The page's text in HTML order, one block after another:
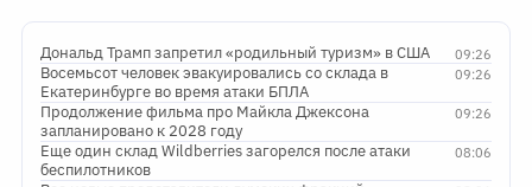
09:26
Дональд Трамп запретил «родильный туризм» в США
09:26
Восемьсот человек эвакуировались со склада в
Екатеринбурге во время атаки БПЛА
09:26
Продолжение фильма про Майкла Джексона
запланировано к 2028 году
08:06
Еще один склад Wildberries загорелся после атаки
беспилотников